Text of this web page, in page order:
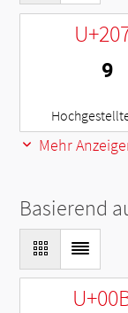
⁹
Mehr
Basierend